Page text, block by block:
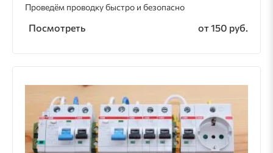
Проведём проводку быстро и безопасно
Посмотреть от 150 руб.